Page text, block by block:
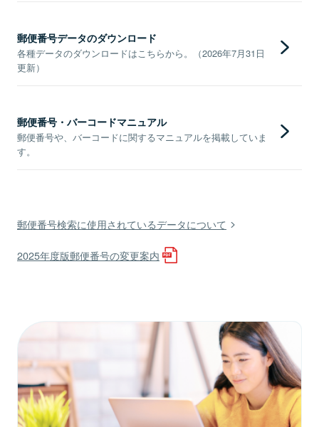
郵便番号データのダウンロード
各種データのダウンロードはこちらから。（2026年7月31日
更新）
郵便番号・バーコードマニュアル
郵便番号や、バーコードに関するマニュアルを掲載していま
す。
郵便番号検索に使用されているデータについて
2025年度版郵便番号の変更案内